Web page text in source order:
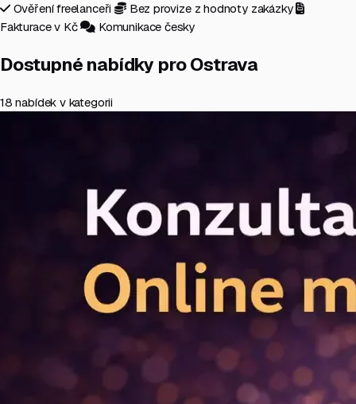
Ověření freelanceři
Bez provize z hodnoty zakázky
Fakturace v Kč
Komunikace česky
Dostupné nabídky pro Ostrava
18 nabídek v kategorii